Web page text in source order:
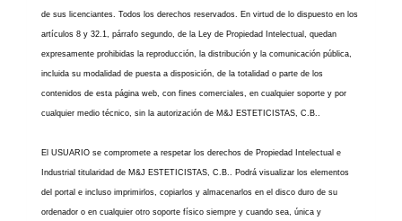
de sus licenciantes. Todos los derechos reservados. En virtud de lo dispuesto en los
artículos 8 y 32.1, párrafo segundo, de la Ley de Propiedad Intelectual, quedan
expresamente prohibidas la reproducción, la distribución y la comunicación pública,
incluida su modalidad de puesta a disposición, de la totalidad o parte de los
contenidos de esta página web, con fines comerciales, en cualquier soporte y por
cualquier medio técnico, sin la autorización de M&J ESTETICISTAS, C.B..
El USUARIO se compromete a respetar los derechos de Propiedad Intelectual e
Industrial titularidad de M&J ESTETICISTAS, C.B.. Podrá visualizar los elementos
del portal e incluso imprimirlos, copiarlos y almacenarlos en el disco duro de su
ordenador o en cualquier otro soporte físico siempre y cuando sea, única y